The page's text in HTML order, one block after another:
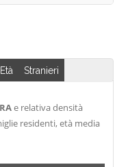
Età Stranieri
e relativa densità
residenti, età media